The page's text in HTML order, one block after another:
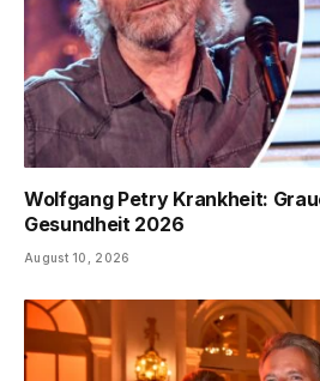
Wolfgang Petry Krankheit:
Gesundheit 2026
August 10, 2026